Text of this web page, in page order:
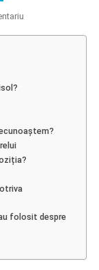
On
Și
folosit despre